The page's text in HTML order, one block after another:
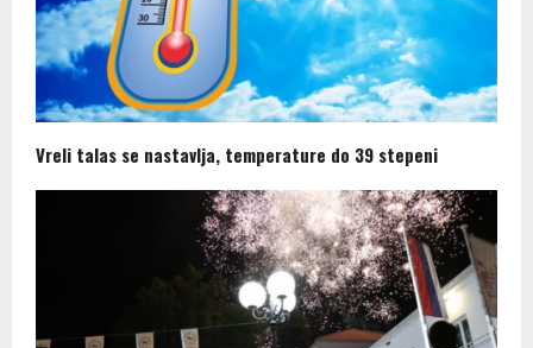
Vreli talas se nastavlja, temperature do 39 stepeni